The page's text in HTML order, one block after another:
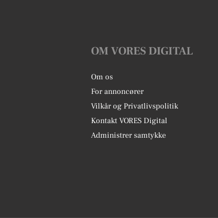
OM VORES DIGITAL
Om os
For annoncører
Vilkår og Privatlivspolitik
Kontakt VORES Digital
Administrer samtykke